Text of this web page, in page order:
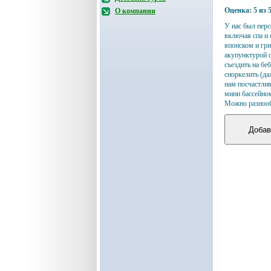
О компании
Оценка: 5 из 5
У нас был
включая спа и
японском и
акупунктурой
съездить на
сноркелить
нам
мини
Можно